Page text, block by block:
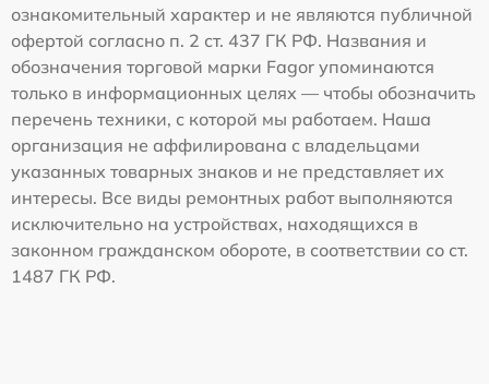
ознакомительный характер и не являются публичной
офертой согласно п. 2 ст. 437 ГК РФ. Названия и
обозначения торговой марки Fagor упоминаются
только в информационных целях — чтобы обозначить
перечень техники, с которой мы работаем. Наша
организация не аффилирована с владельцами
указанных товарных знаков и не представляет их
интересы. Все виды ремонтных работ выполняются
исключительно на устройствах, находящихся в
законном гражданском обороте, в соответствии со ст.
1487 ГК РФ.